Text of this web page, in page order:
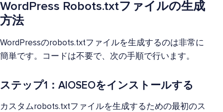
WordPress Robots.txtファイルの生成
方法
WordPressのrobots.txtファイルを生成するのは非常に
簡単です。コードは不要で、次の手順で行います。
ステップ1：AIOSEOをインストールする
カスタムrobots.txtファイルを生成するための最初のス